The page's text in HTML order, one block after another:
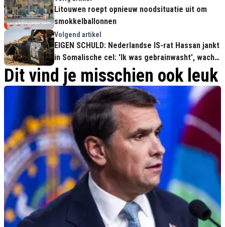
Litouwen roept opnieuw noodsituatie uit om
smokkelballonnen
Volgend artikel
EIGEN SCHULD: Nederlandse IS-rat Hassan jankt
in Somalische cel: 'Ik was gebrainwasht', wacht
nu DOODSTRAF!
Dit vind je misschien ook leuk